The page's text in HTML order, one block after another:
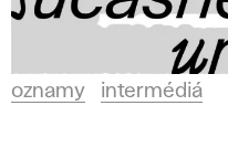
oznamy intermédiá